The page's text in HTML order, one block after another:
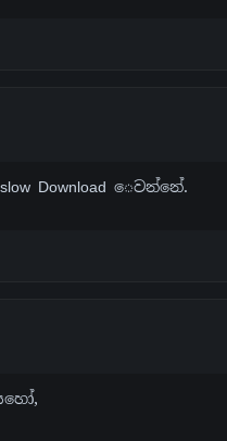
Download ෙවන්නේ.